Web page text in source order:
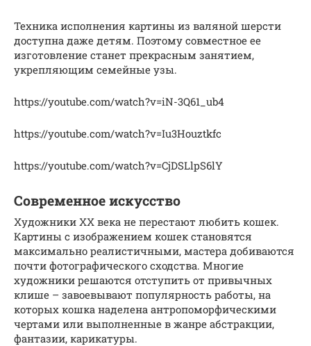
Техника исполнения картины из валяной шерсти
доступна даже детям. Поэтому совместное ее
изготовление станет прекрасным занятием,
укрепляющим семейные узы.
https://youtube.com/watch?v=iN-3Q61_ub4
https://youtube.com/watch?v=Iu3Houztkfc
https://youtube.com/watch?v=CjDSLlpS6lY
Современное искусство
Художники XX века не перестают любить кошек.
Картины с изображением кошек становятся
максимально реалистичными, мастера добиваются
почти фотографического сходства. Многие
художники решаются отступить от привычных
клише – завоевывают популярность работы, на
которых кошка наделена антропоморфическими
чертами или выполненные в жанре абстракции,
фантазии, карикатуры.